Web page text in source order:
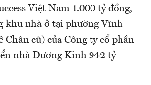
Việt Nam 1.000 tỷ đồng,
khu nhà ở tại phường Vĩnh
Chân cũ) của Công ty cổ phần
nhà Dương Kinh 942 tỷ